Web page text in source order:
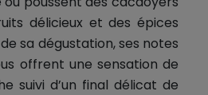
délicieux et des épices
sa dégustation, ses notes
offrent une sensation de
suivi d’un final délicat de